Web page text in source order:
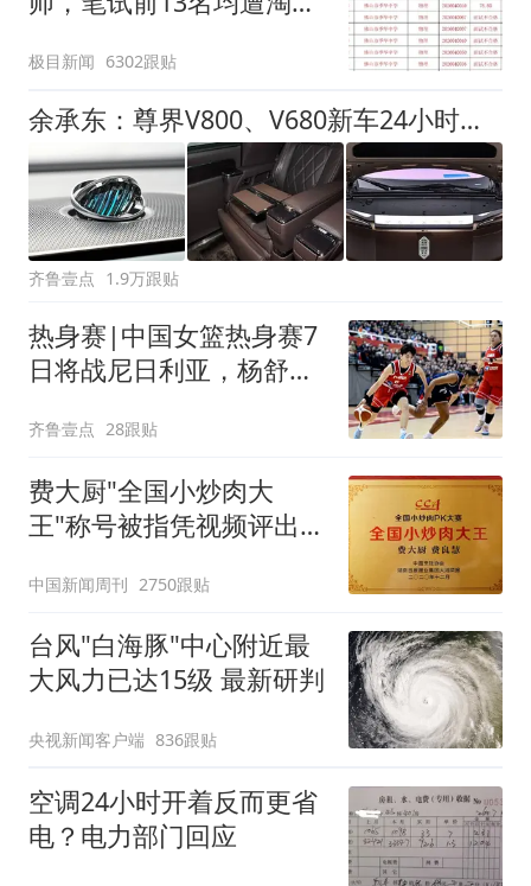
聘，成立调查组全面核查
极目新闻 6302跟贴
余承东：尊界V800、V680新车24小时大定突破3500台
齐鲁壹点 1.9万跟贴
热身赛|中国女篮热身赛7
日将战尼日利亚，杨舒予
齐鲁壹点 28跟贴
费大厨"全国小炒肉大
王"称号被指凭视频评出
中国新闻周刊 2750跟贴
台风"白海豚"中心附近最
大风力已达15级 最新研判
央视新闻客户端 836跟贴
空调24小时开着反而更省
电？电力部门回应